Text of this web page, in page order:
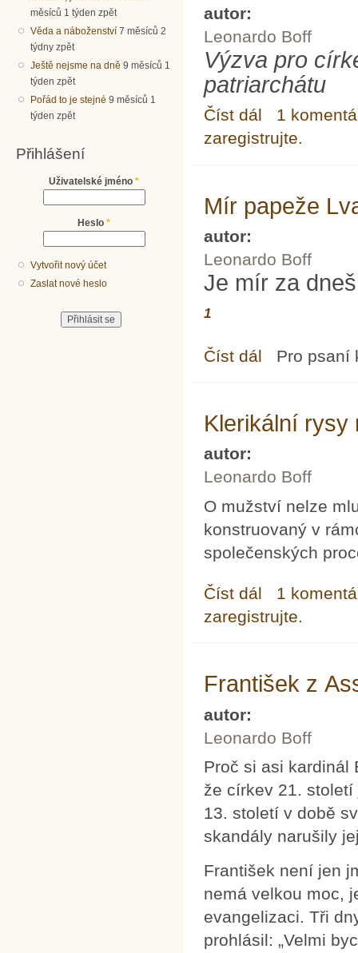
měsíců 1 týden zpět
Věda a náboženství 7 měsíců 2
týdny zpět
Ještě nejsme na dně 9 měsíců 1
týden zpět
Pořád to je stejné 9 měsíců 1
týden zpět
Přihlášení
Uživatelské jméno *
Heslo *
Vytvořit nový účet
Zaslat nové heslo
autor:
Leonardo Boff
Výzva pro
patriarchátu
Číst dál Lev XIV.
1
zaregistrujte.
Mír papeže
autor:
Leonardo Boff
Je mír za
1
Číst dál Mír papeže Lva XIV.
Pro psaní
Klerikální rysy
autor:
Leonardo Boff
O mužství nelze
konstruovaný v
společenských
Číst dál Klerikální rysy
1
zaregistrujte.
František z
autor:
Leonardo Boff
Proč si asi kardinál
že církev 21.
13. století v době
skandály narušily
František není jen
nemá velkou moc,
evangelizaci. Tři
prohlásil: „Velmi